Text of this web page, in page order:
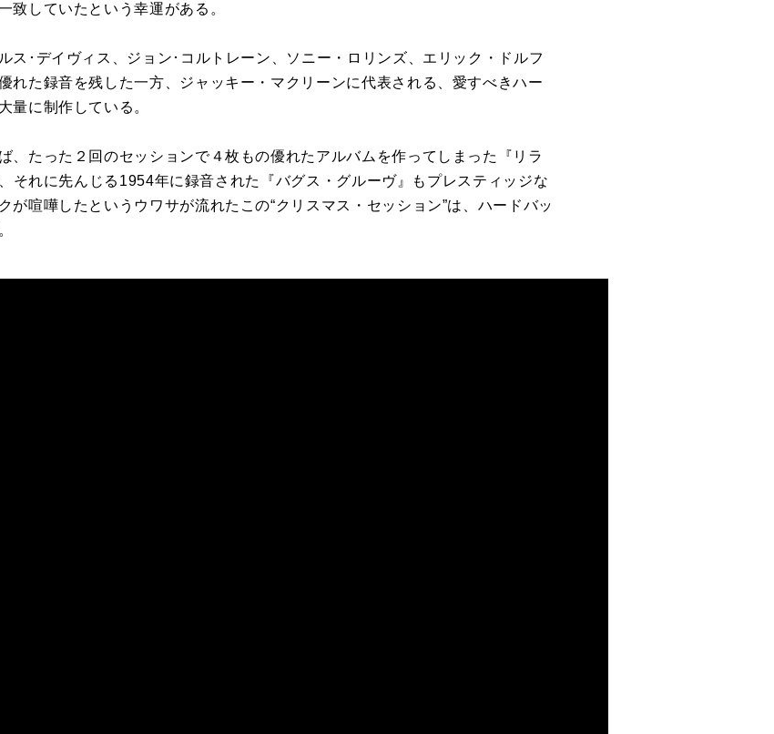
致していたという幸運がある。
ス･デイヴィス、ジョン･コルトレーン、ソニー・ロリンズ、エリック・ドルフ
れた録音を残した一方、ジャッキー・マクリーンに代表される、愛すべきハー
量に制作している。
、たった２回のセッションで４枚もの優れたアルバムを作ってしまった『リラ
それに先んじる1954年に録音された『バグス・グルーヴ』もプレスティッジな
が喧嘩したというウワサが流れたこの“クリスマス・セッション”は、ハードバッ